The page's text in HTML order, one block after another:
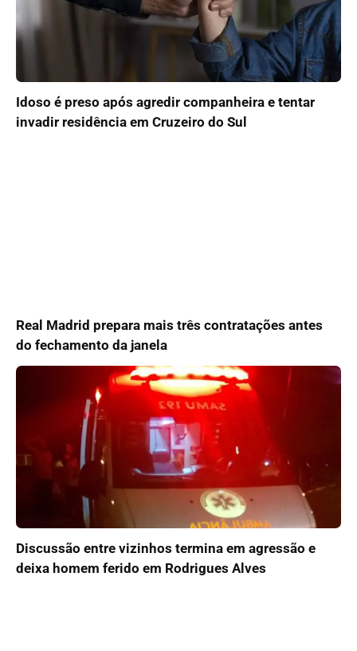
Idoso é preso após agredir companheira e tentar
invadir residência em Cruzeiro do Sul
Real Madrid prepara mais três contratações antes
do fechamento da janela
Discussão entre vizinhos termina em agressão e
deixa homem ferido em Rodrigues Alves